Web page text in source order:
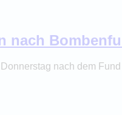
nach
nach dem